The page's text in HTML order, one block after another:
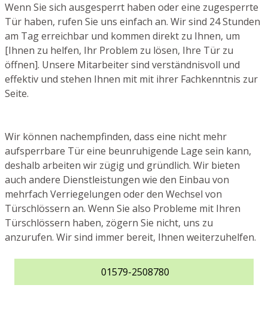
Wenn Sie sich ausgesperrt haben oder eine zugesperrte
Tür haben, rufen Sie uns einfach an. Wir sind 24 Stunden
am Tag erreichbar und kommen direkt zu Ihnen, um
[Ihnen zu helfen, Ihr Problem zu lösen, Ihre Tür zu
öffnen]. Unsere Mitarbeiter sind verständnisvoll und
effektiv und stehen Ihnen mit mit ihrer Fachkenntnis zur
Seite.
Wir können nachempfinden, dass eine nicht mehr
aufsperrbare Tür eine beunruhigende Lage sein kann,
deshalb arbeiten wir zügig und gründlich. Wir bieten
auch andere Dienstleistungen wie den Einbau von
mehrfach Verriegelungen oder den Wechsel von
Türschlössern an. Wenn Sie also Probleme mit Ihren
Türschlössern haben, zögern Sie nicht, uns zu
anzurufen. Wir sind immer bereit, Ihnen weiterzuhelfen.
01579-2508780